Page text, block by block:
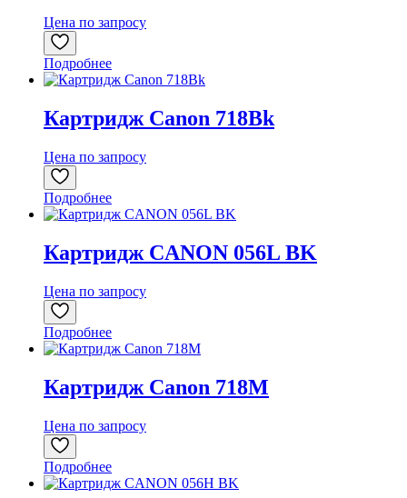
Цена по запросу
Подробнее
Картридж Canon 718Bk
Цена по запросу
Подробнее
Картридж CANON 056L BK
Цена по запросу
Подробнее
Картридж Canon 718M
Цена по запросу
Подробнее